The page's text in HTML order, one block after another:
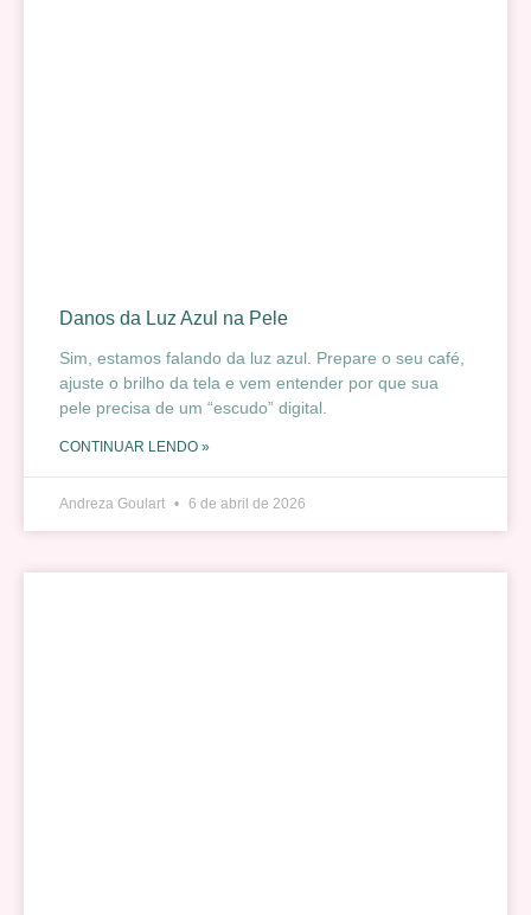
Danos da Luz Azul na Pele
Sim, estamos falando da luz azul. Prepare o seu café,
ajuste o brilho da tela e vem entender por que sua
pele precisa de um “escudo” digital.
CONTINUAR LENDO »
Andreza Goulart 6 de abril de 2026